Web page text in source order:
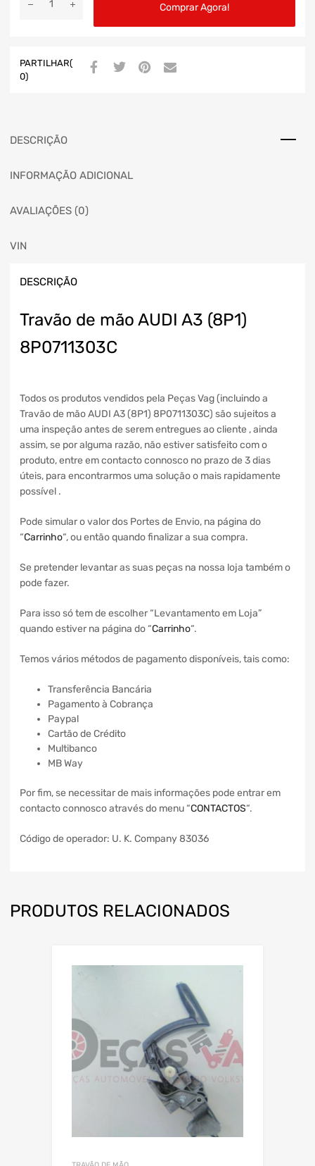
Comprar Agora!
PARTILHAR(
0)
DESCRIÇÃO
INFORMAÇÃO ADICIONAL
AVALIAÇÕES (0)
VIN
DESCRIÇÃO
Travão de mão AUDI A3 (8P1)
8P0711303C
Todos os produtos vendidos pela Peças Vag (incluindo a
Travão de mão AUDI A3 (8P1) 8P0711303C) são sujeitos a
uma inspeção antes de serem entregues ao cliente , ainda
assim, se por alguma razão, não estiver satisfeito com o
produto, entre em contacto connosco no prazo de 3 dias
úteis, para encontrarmos uma solução o mais rapidamente
possível .
Pode simular o valor dos Portes de Envio, na página do
“Carrinho“, ou então quando finalizar a sua compra.
Se pretender levantar as suas peças na nossa loja também o
pode fazer.
Para isso só tem de escolher “Levantamento em Loja”
quando estiver na página do “Carrinho“.
Temos vários métodos de pagamento disponíveis, tais como:
Transferência Bancária
Pagamento à Cobrança
Paypal
Cartão de Crédito
Multibanco
MB Way
Por fim, se necessitar de mais informações pode entrar em
contacto connosco através do menu “CONTACTOS“.
Código de operador: U. K. Company 83036
PRODUTOS RELACIONADOS